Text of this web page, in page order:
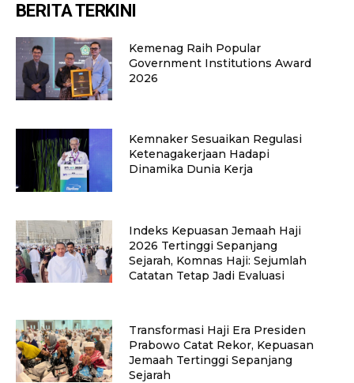
BERITA TERKINI
Kemenag Raih Popular
Government Institutions Award
2026
Kemnaker Sesuaikan Regulasi
Ketenagakerjaan Hadapi
Dinamika Dunia Kerja
Indeks Kepuasan Jemaah Haji
2026 Tertinggi Sepanjang
Sejarah, Komnas Haji: Sejumlah
Catatan Tetap Jadi Evaluasi
Transformasi Haji Era Presiden
Prabowo Catat Rekor, Kepuasan
Jemaah Tertinggi Sepanjang
Sejarah